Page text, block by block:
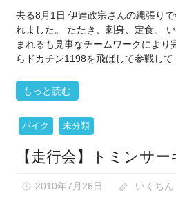
去る8月1日 伊達政宗さんの縄張り
れました。 たたき、刺身、定食。
まれるも見事なチームワークにより
らドカチン1198を飛ばして参戦して
もっと読む
バイク 未分類
【走行会】トミンサー
2010年7月26日 いくちん